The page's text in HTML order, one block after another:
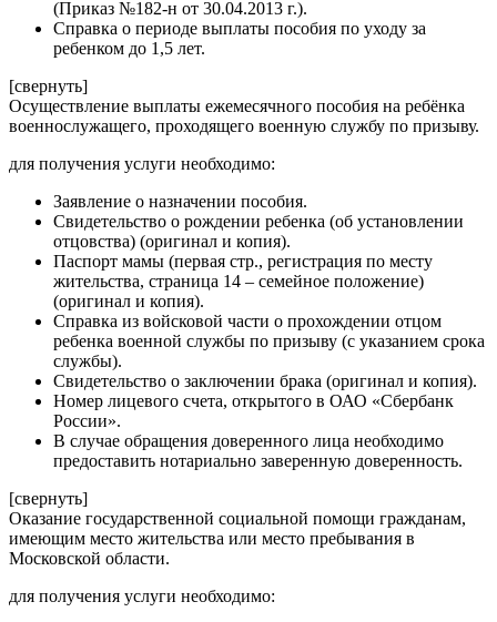
(Приказ №182-н от 30.04.2013 г.).
Справка о периоде выплаты пособия по уходу за
ребенком до 1,5 лет.
[свернуть]
Осуществление выплаты ежемесячного пособия на ребёнка
военнослужащего, проходящего военную службу по призыву.
для получения услуги необходимо:
Заявление о назначении пособия.
Свидетельство о рождении ребенка (об установлении
отцовства) (оригинал и копия).
Паспорт мамы (первая стр., регистрация по месту
жительства, страница 14 – семейное положение)
(оригинал и копия).
Справка из войсковой части о прохождении отцом
ребенка военной службы по призыву (с указанием срока
службы).
Свидетельство о заключении брака (оригинал и копия).
Номер лицевого счета, открытого в ОАО «Сбербанк
России».
В случае обращения доверенного лица необходимо
предоставить нотариально заверенную доверенность.
[свернуть]
Оказание государственной социальной помощи гражданам,
имеющим место жительства или место пребывания в
Московской области.
для получения услуги необходимо: